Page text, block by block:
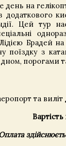
день на
додаткового
Цей тур
Брадей
поїздку з
порогами
та виліт